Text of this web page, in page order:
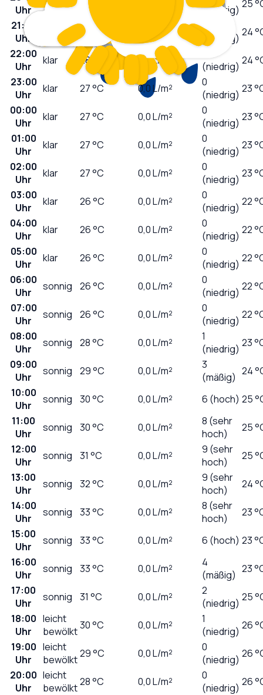
Uhr
klar 28
(niedrig) 25
21:00
Uhr
bewölkt 28 °C L/m²
0
(niedrig) 24
22:00
Uhr
klar 28°C 0,0L/m²
(niedrig) 24
23:00
Uhr
klar 27°C 0,0 L/m²
0
(niedrig) 23
00:00
Uhr
klar 27°C 0,0L/m²
0
(niedrig) 23
01:00
Uhr
klar 27°C 0,0L/m²
0
(niedrig) 23
02:00
Uhr
klar 27°C 0,0L/m²
0
(niedrig) 23
03:00
Uhr
klar 26°C 0,0L/m²
0
(niedrig) 22
04:00
Uhr
klar 26°C 0,0L/m²
0
(niedrig) 22
05:00
Uhr
klar 26°C 0,0L/m²
0
(niedrig) 22
06:00
Uhr
sonnig 26°C 0,0L/m²
0
(niedrig) 22
07:00
Uhr
sonnig 26°C 0,0L/m²
0
(niedrig) 22
08:00
Uhr
sonnig 28°C 0,0L/m²
1
(niedrig) 23
09:00
Uhr
sonnig 29°C 0,0L/m²
3
(mäßig) 24
10:00
Uhr
sonnig 30°C 0,0L/m² 6 (hoch) 25
11:00
Uhr
sonnig 30°C 0,0L/m²
8 (sehr
hoch)
25
12:00
Uhr
sonnig 31 °C 0,0L/m²
9 (sehr
hoch)
25
13:00
Uhr
sonnig 32°C 0,0L/m²
9 (sehr
hoch)
24
14:00
Uhr
sonnig 33°C 0,0L/m²
8 (sehr
hoch)
23
15:00
Uhr
sonnig 33°C 0,0L/m² 6 (hoch) 23
16:00
Uhr
sonnig 33°C 0,0L/m²
4
(mäßig) 23
17:00
Uhr
sonnig 31 °C 0,0L/m²
2
(niedrig) 25
18:00
Uhr
leicht
bewölkt30°C 0,0L/m²
1
(niedrig) 26
19:00
Uhr
leicht
bewölkt29°C 0,0L/m²
0
(niedrig) 26
20:00
Uhr
leicht
bewölkt28°C 0,0L/m²
0
(niedrig) 26